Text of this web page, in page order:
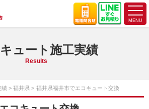
ュート施工実績
Results
績 福井県 福井県福井市でエコキュート交換